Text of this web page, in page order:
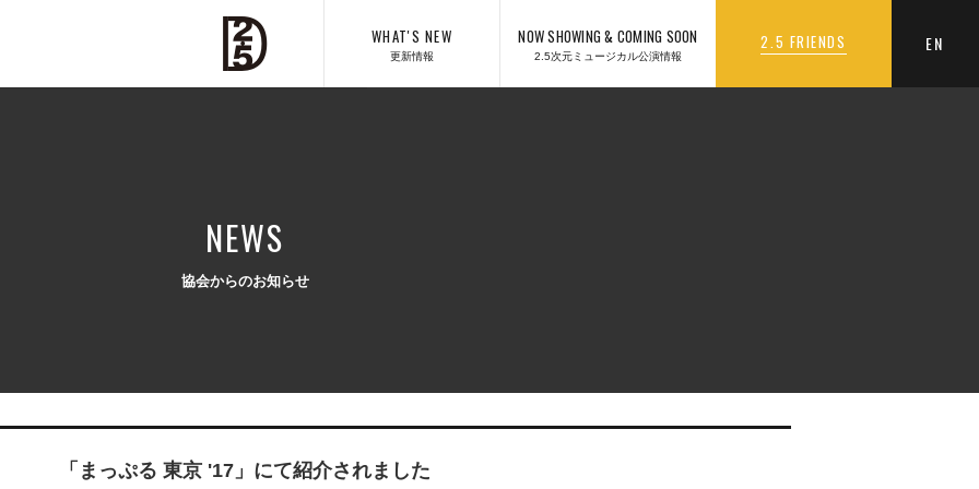
EN
WHAT'S NEW
更新情報
NOW SHOWING & COMING SOON
2.5次元ミュージカル公演情報
2.5 FRIENDS
NEWS
協会からのお知らせ
「まっぷる 東京 '17」にて紹介されました